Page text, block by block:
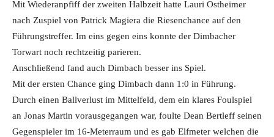
Mit Wiederanpfiff der zweiten Halbzeit hatte Lauri Ostheimer
nach Zuspiel von Patrick Magiera die Riesenchance auf den
Führungstreffer. Im eins gegen eins konnte der Dimbacher
Torwart noch rechtzeitig parieren.
Anschließend fand auch Dimbach besser ins Spiel.
Mit der ersten Chance ging Dimbach dann 1:0 in Führung.
Durch einen Ballverlust im Mittelfeld, dem ein klares Foulspiel
an Jonas Martin vorausgegangen war, foulte Dean Bertleff seinen
Gegenspieler im 16-Meterraum und es gab Elfmeter welchen die